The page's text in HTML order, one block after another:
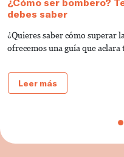
debes saber
¿Quieres saber cómo superar
ofrecemos una guía que
Leer más